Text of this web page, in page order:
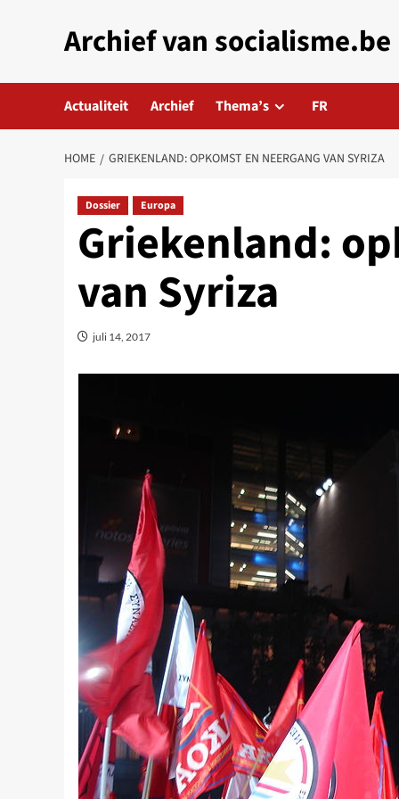
Archief van socialisme.be
Actualiteit Archief Thema’s FR
HOME GRIEKENLAND: OPKOMST EN NEERGANG VAN SYRIZA
Dossier Europa
Griekenland:
van Syriza
juli 14, 2017